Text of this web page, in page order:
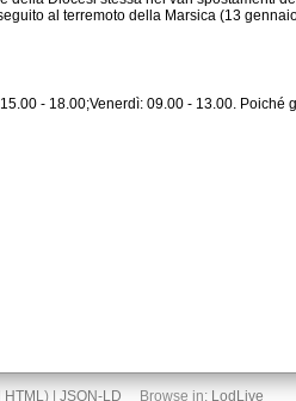
HTML) | JSON-LD Browse in: LodLive